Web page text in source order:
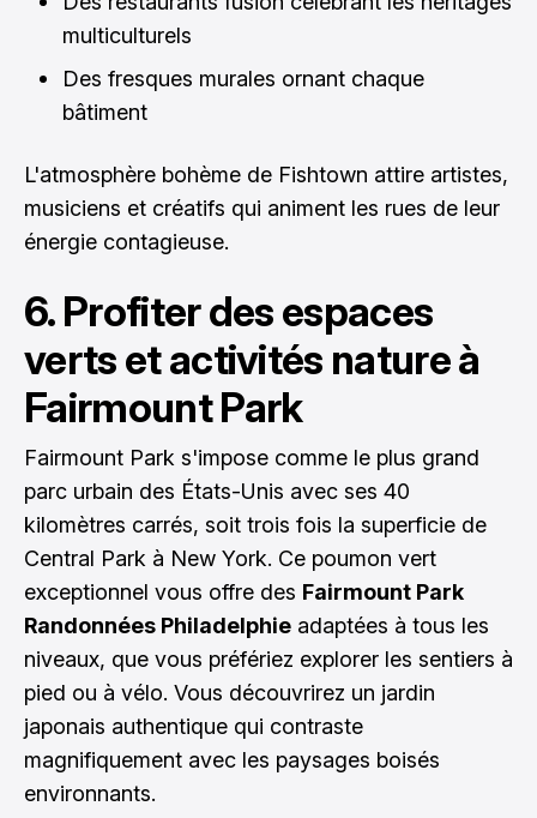
multiculturels
Des fresques murales ornant chaque
bâtiment
L'atmosphère bohème de Fishtown attire artistes,
musiciens et créatifs qui animent les rues de leur
énergie contagieuse.
6. Profiter des espaces
verts et activités nature à
Fairmount Park
Fairmount Park s'impose comme le plus grand
parc urbain des États-Unis avec ses 40
kilomètres carrés, soit trois fois la superficie de
Central Park à New York. Ce poumon vert
exceptionnel vous offre des Fairmount Park
Randonnées Philadelphie adaptées à tous les
niveaux, que vous préfériez explorer les sentiers à
pied ou à vélo. Vous découvrirez un jardin
japonais authentique qui contraste
magnifiquement avec les paysages boisés
environnants.